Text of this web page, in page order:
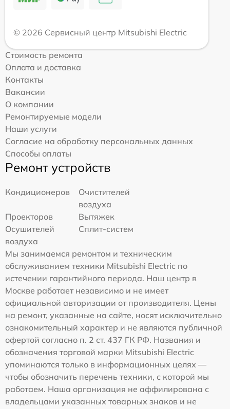
© 2026 Сервисный центр Mitsubishi Electric
Стоимость ремонта
Оплата и доставка
Контакты
Вакансии
О компании
Ремонтируемые модели
Наши услуги
Согласие на обработку персональных данных
Способы оплаты
Ремонт устройств
Кондиционеров
Очистителей
воздуха
Проекторов
Вытяжек
Осушителей
воздуха
Сплит-систем
Мы занимаемся ремонтом и техническим
обслуживанием техники Mitsubishi Electric по
истечении гарантийного периода. Наш центр в
Москве работает независимо и не имеет
официальной авторизации от производителя. Цены
на ремонт, указанные на сайте, носят исключительно
ознакомительный характер и не являются публичной
офертой согласно п. 2 ст. 437 ГК РФ. Названия и
обозначения торговой марки Mitsubishi Electric
упоминаются только в информационных целях —
чтобы обозначить перечень техники, с которой мы
работаем. Наша организация не аффилирована с
владельцами указанных товарных знаков и не